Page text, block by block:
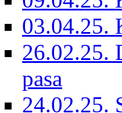
03.04.25.
26.02.25.
pasa
24.02.25.